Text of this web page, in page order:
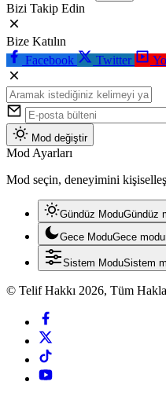
Bizi Takip Edin
Bize Katılın
Facebook
Twitter
Mod değiştir
Mod Ayarları
Mod seçin, deneyimini
Gündüz ModuGündüz
Gece ModuGece
Sistem ModuSistem
© Telif Hakkı 2026, Tüm